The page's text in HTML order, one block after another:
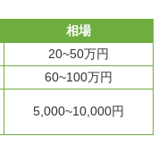
相場
20~50万円
60~100万円
5,000~10,000円